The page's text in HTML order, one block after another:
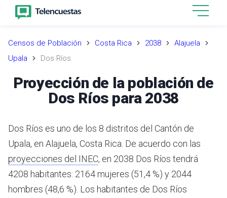
Censos de Población Costa Rica 2038
Alajuela
Upala
Dos Ríos
Proyección de la población de
Dos Ríos para 2038
Dos Ríos es uno de los 8 distritos del Cantón de
Upala, en Alajuela, Costa Rica. De acuerdo con las
proyecciones del INEC, en 2038 Dos Ríos tendrá
4208 habitantes: 2164 mujeres (51,4 %) y 2044
hombres (48,6 %). Los habitantes de Dos Ríos